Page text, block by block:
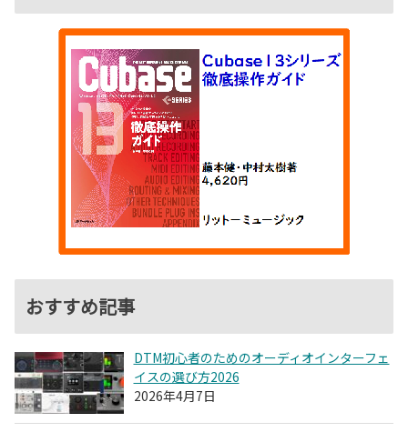
おすすめ記事
DTM初心者のためのオーディオインターフェ
イスの選び方2026
2026年4月7日